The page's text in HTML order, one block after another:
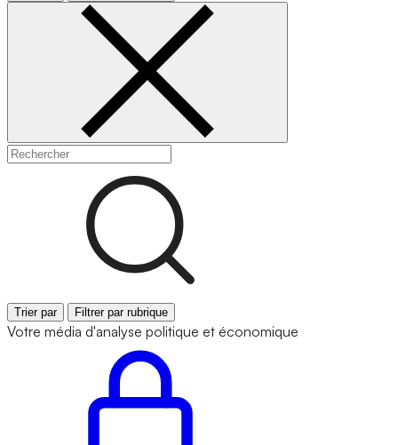
Trier par Filtrer par rubrique
Votre média d'analyse politique et économique